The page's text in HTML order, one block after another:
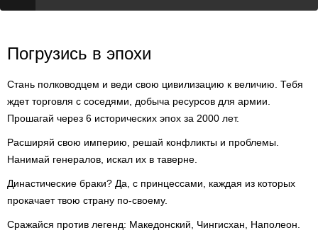
Погрузись в эпохи
Стань полководцем и веди свою цивилизацию к величию. Тебя
ждет торговля с соседями, добыча ресурсов для армии.
Прошагай через 6 исторических эпох за 2000 лет.
Расширяй свою империю, решай конфликты и проблемы.
Нанимай генералов, искал их в таверне.
Династические браки? Да, с принцессами, каждая из которых
прокачает твою страну по-своему.
Сражайся против легенд: Македонский, Чингисхан, Наполеон.